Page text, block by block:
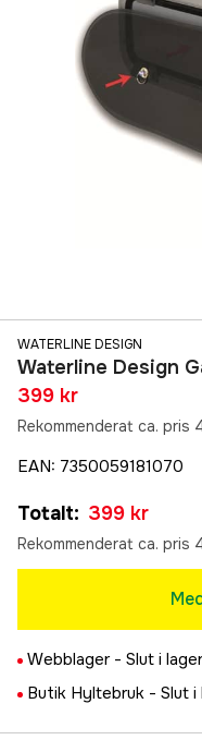
WATERLINE DESIGN
Waterline Design
399 kr
Rekommenderat ca. pris
EAN: 7350059181070
Totalt: 399 kr
Rekommenderat ca. pris
Webblager - Slut i lager
Butik Hyltebruk - Slut i